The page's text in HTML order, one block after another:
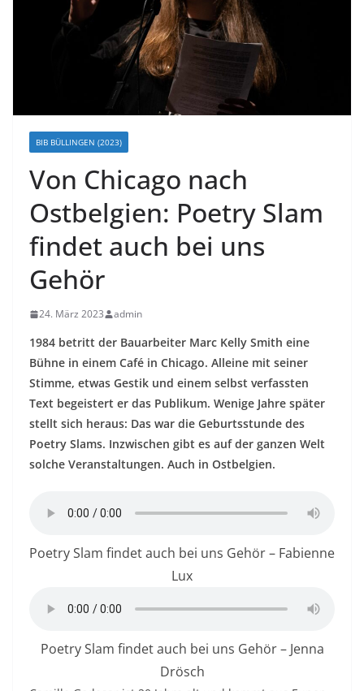
BIB BÜLLINGEN (2023)
Von Chicago nach
Ostbelgien: Poetry Slam
findet auch bei uns
Gehör
24. März 2023 admin
1984 betritt der Bauarbeiter Marc Kelly Smith eine
Bühne in einem Café in Chicago. Alleine mit seiner
Stimme, etwas Gestik und einem selbst verfassten
Text begeistert er das Publikum. Wenige Jahre später
stellt sich heraus: Das war die Geburtsstunde des
Poetry Slams. Inzwischen gibt es auf der ganzen Welt
solche Veranstaltungen. Auch in Ostbelgien.
Poetry Slam findet auch bei uns Gehör – Fabienne
Lux
Poetry Slam findet auch bei uns Gehör – Jenna
Drösch